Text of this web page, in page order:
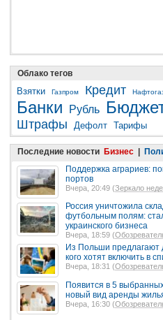
Облако тегов
Взятки Газпром Кредит
Банки Рубль
Штрафы Дефолт Тарифы
Последние новости Бизнес |
Поддержка аграриев:
портов
Вчера, 20:49 (Зеркало
Россия уничтожила
футбольным полям:
украинского бизнеса
Вчера, 18:59 (
Из Польши предлагают
кого хотят включить в
Вчера, 18:31 (
Появится в 5
новый вид аренды
Вчера, 16:30 (